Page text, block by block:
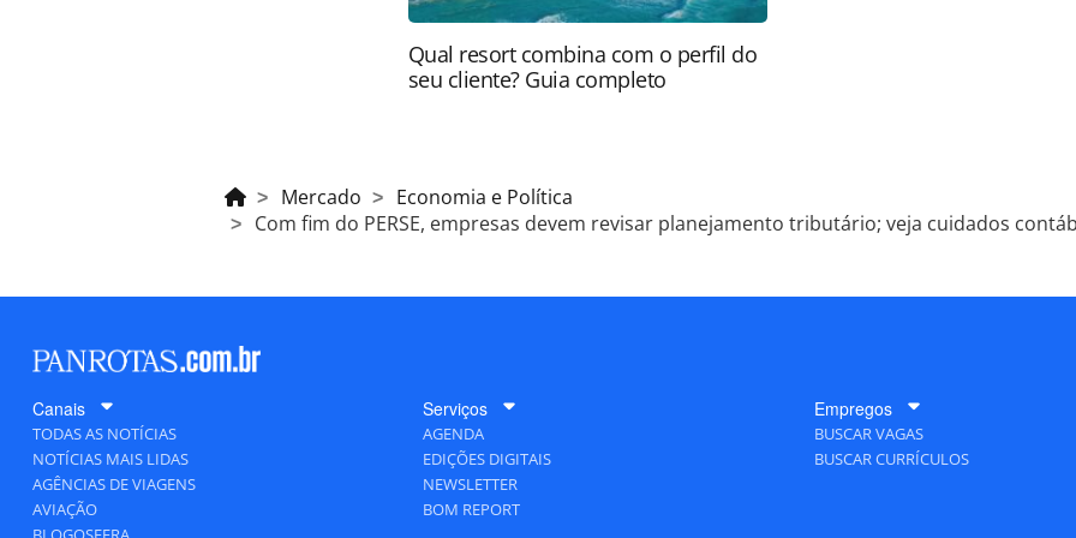
Qual resort combina com o perfil do
seu cliente? Guia completo
Mercado
Economia e Política
Com fim do PERSE, empresas devem revisar planejamento tributário; veja cuidados
Canais
TODAS AS NOTÍCIAS
NOTÍCIAS MAIS LIDAS
AGÊNCIAS DE VIAGENS
AVIAÇÃO
Serviços
AGENDA
EDIÇÕES DIGITAIS
NEWSLETTER
BOM REPORT
Empregos
BUSCAR VAGAS
BUSCAR CURRÍCULOS